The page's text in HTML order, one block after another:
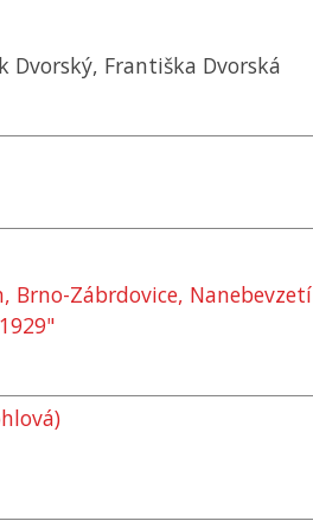
Františka Dvorská
Brno-Zábrdovice, Nanebevzetí